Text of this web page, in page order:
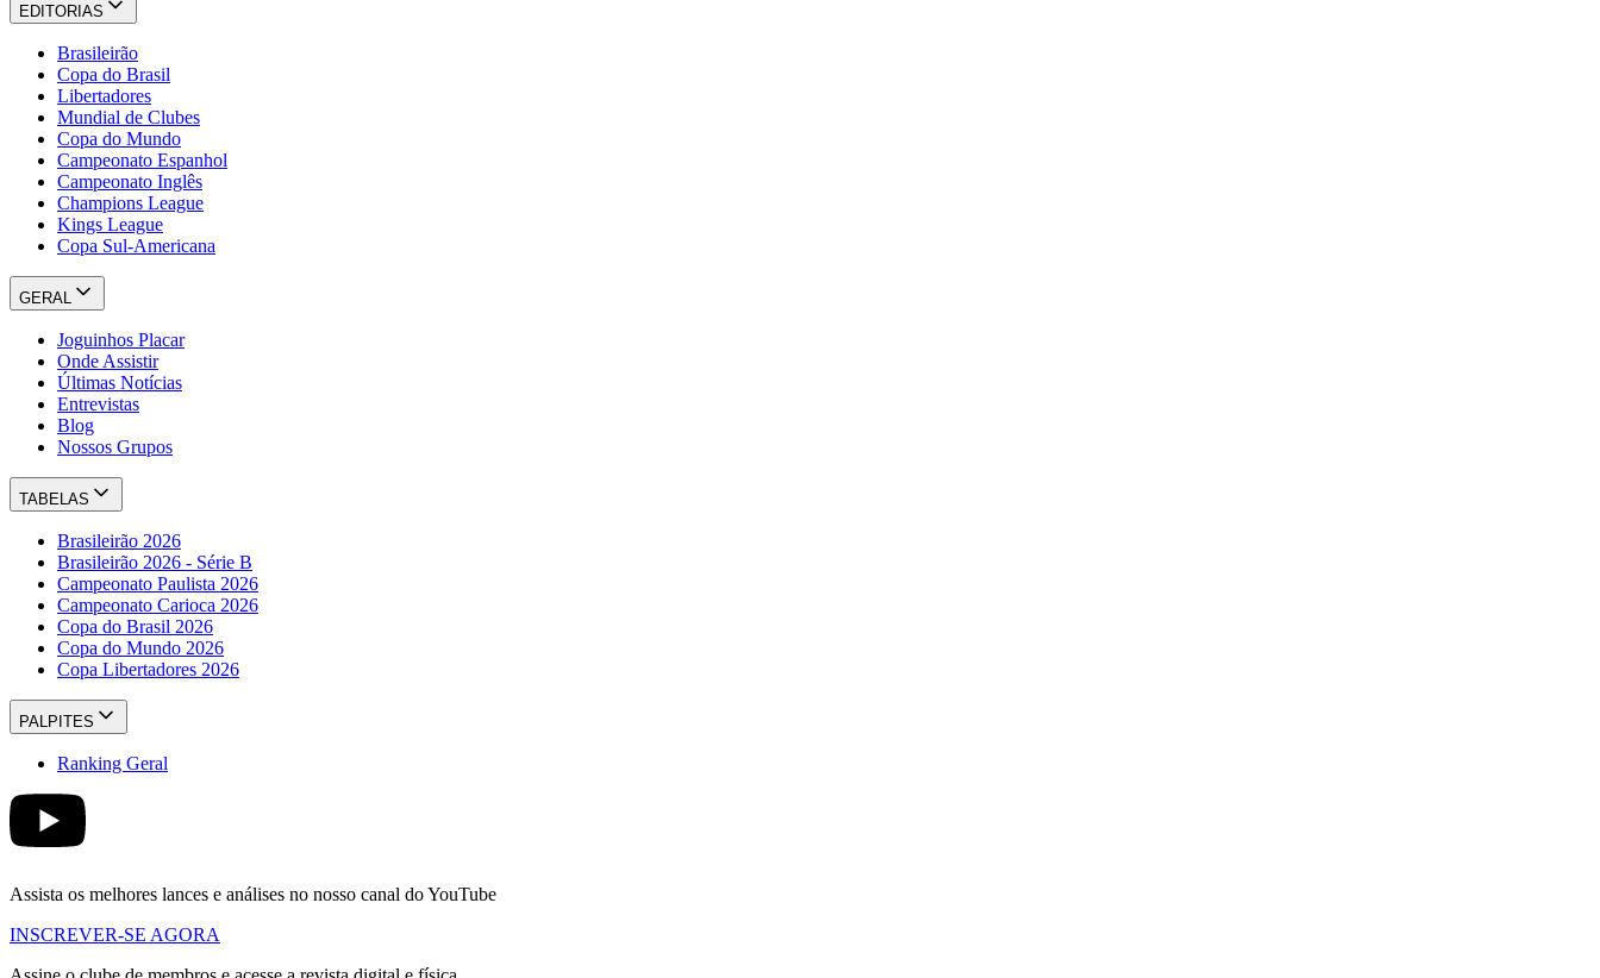
EDITORIAS
Brasileirão
Copa do Brasil
Libertadores
Mundial de Clubes
Copa do Mundo
Campeonato Espanhol
Campeonato Inglês
Champions League
Kings League
Copa Sul-Americana
GERAL
Joguinhos Placar
Onde Assistir
Últimas Notícias
Entrevistas
Blog
Nossos Grupos
TABELAS
Brasileirão 2026
Brasileirão 2026 - Série B
Campeonato Paulista 2026
Campeonato Carioca 2026
Copa do Brasil 2026
Copa do Mundo 2026
Copa Libertadores 2026
PALPITES
Ranking Geral
Assista os melhores lances e análises no nosso canal do YouTube
INSCREVER-SE AGORA